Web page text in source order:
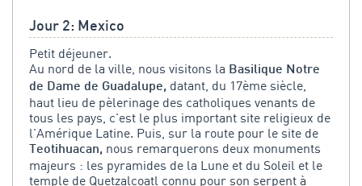
Jour 2: Mexico
Petit déjeuner.
Au nord de la ville, nous visitons la Basilique Notre
de Dame de Guadalupe, datant, du 17ème siècle,
haut lieu de pèlerinage des catholiques venants de
tous les pays, c'est le plus important site religieux de
l'Amérique Latine. Puis, sur la route pour le site de
Teotihuacan, nous remarquerons deux monuments
majeurs : les pyramides de la Lune et du Soleil et le
temple de Quetzalcoatl connu pour son serpent à